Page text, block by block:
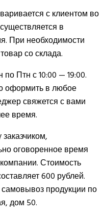
с клиентом во
в
При необходимости
со склада.
Птн с 10:00 — 19:00.
оформить в любое
свяжется с вами
время.
оговоренное время
Стоимость
600 рублей.
продукции по
дом 50.